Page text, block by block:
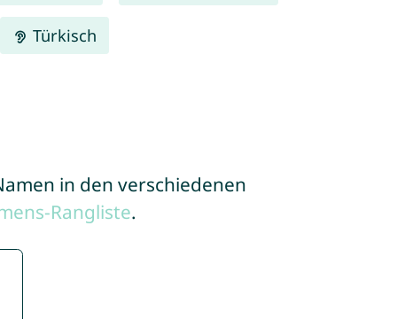
Türkisch
in den verschiedenen
Rangliste.